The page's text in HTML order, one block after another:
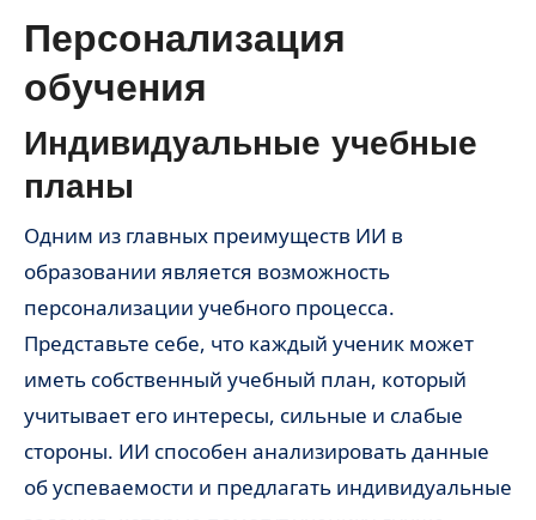
Персонализация
обучения
Индивидуальные учебные
планы
Одним из главных преимуществ ИИ в
образовании является возможность
персонализации учебного процесса.
Представьте себе, что каждый ученик может
иметь собственный учебный план, который
учитывает его интересы, сильные и слабые
стороны. ИИ способен анализировать данные
об успеваемости и предлагать индивидуальные